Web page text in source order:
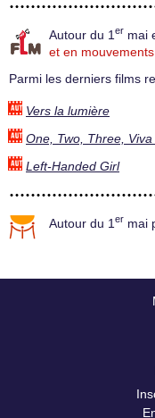
Autour du 1 er mai
et en mouvements
Parmi les derniers films
Vers la lumière
One, Two, Three, Viva
Left-Handed Girl
Autour du 1 er mai